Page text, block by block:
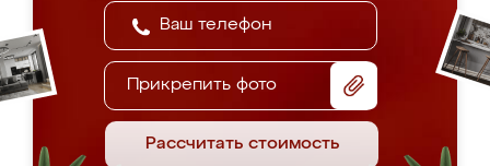
Прикрепить фото
Рассчитать стоимость